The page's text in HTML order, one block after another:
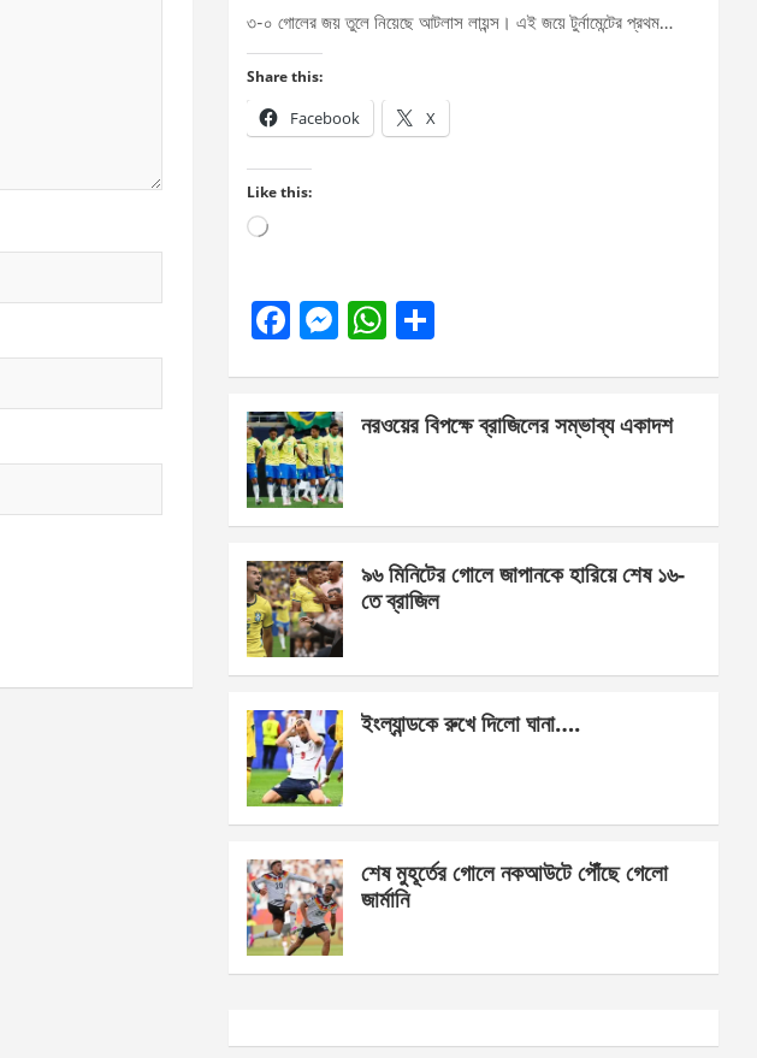
৩-০ গোলের জয় তুলে নিয়েছে আটলাস লায়ন্স। এই জয়ে টুর্নামেন্টের প্রথম…
Share this:
Facebook X
Like this:
Loading…
F
b
o
o
k
M
n
g
er
W
s
e
নরওয়ের বিপক্ষে ব্রাজিলের সম্ভাব্য একাদশ
৯৬ মিনিটের গোলে জাপানকে হারিয়ে শেষ ১৬-
তে ব্রাজিল
ইংল্যান্ডকে রুখে দিলো ঘানা….
শেষ মুহূর্তের গোলে নকআউটে পৌঁছে গেলো
জার্মানি